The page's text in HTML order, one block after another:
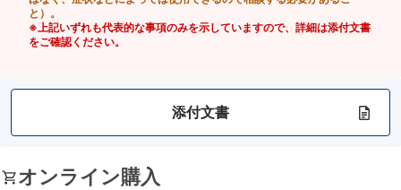
と）。
※上記いずれも代表的な事項のみを示していますので、詳細は添付文書
をご確認ください。
添付文書
オンライン購入